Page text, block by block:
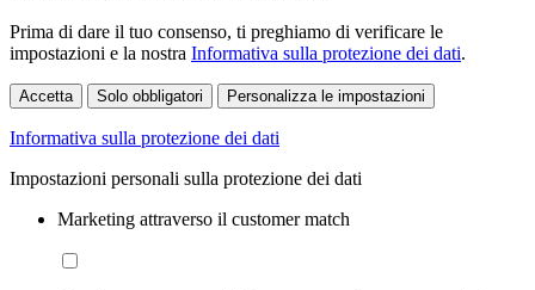
Prima di dare il tuo consenso, ti preghiamo di verificare le
impostazioni e la nostra Informativa sulla protezione dei dati.
Accetta Solo obbligatori Personalizza le impostazioni
Informativa sulla protezione dei dati
Impostazioni personali sulla protezione dei dati
Marketing attraverso il customer match